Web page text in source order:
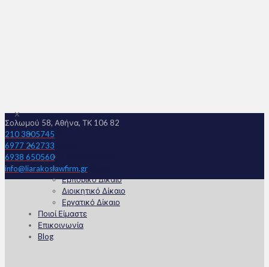
✕
Αρχική
Υπηρεσίες
Αστικό Δίκαιο
Εμπορικό Δίκαιο
Διοικητικό Δίκαιο
Εργατικό Δίκαιο
Ποιοί Είμαστε
Επικοινωνία
Blog
Σολωμού 58, Αθήνα, ΤΚ 106 82
210 3805745
6977 262733
6938 650560
info@liarakoslawfirm.gr